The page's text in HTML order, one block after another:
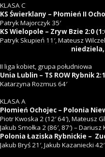
KLASA C
KS Świerklany – Płomień II
Patryk Majorczyk 35′
KS Wielopole – Zryw Bzie 2:0
Patryk Skupień 11′, Mateusz
II liga kobiet, grupa południowa
Unia Lublin – TS ROW Rybnik
Katarzyna Rozmus 64′
KLASA A
Płomień Ochojec – Polonia
Piotr Kwoska 2 (12′ 64′), Mateusz
Jakub Smołka 2 (86′, 87′) –
Polonia Łaziska Rybnickie –
Jakub Bryś 21′, Jakub Kazaniecki 42′